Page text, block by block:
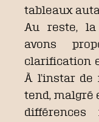
tableaux
Au reste,
avons
clarification
À l’instar
tend, malgré